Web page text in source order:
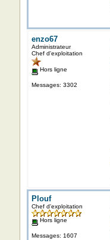
enzo67
Administrateur
Chef d'exploitation
Hors ligne
Messages: 3302
Plouf
Chef d'exploitation
Hors ligne
Messages: 1607